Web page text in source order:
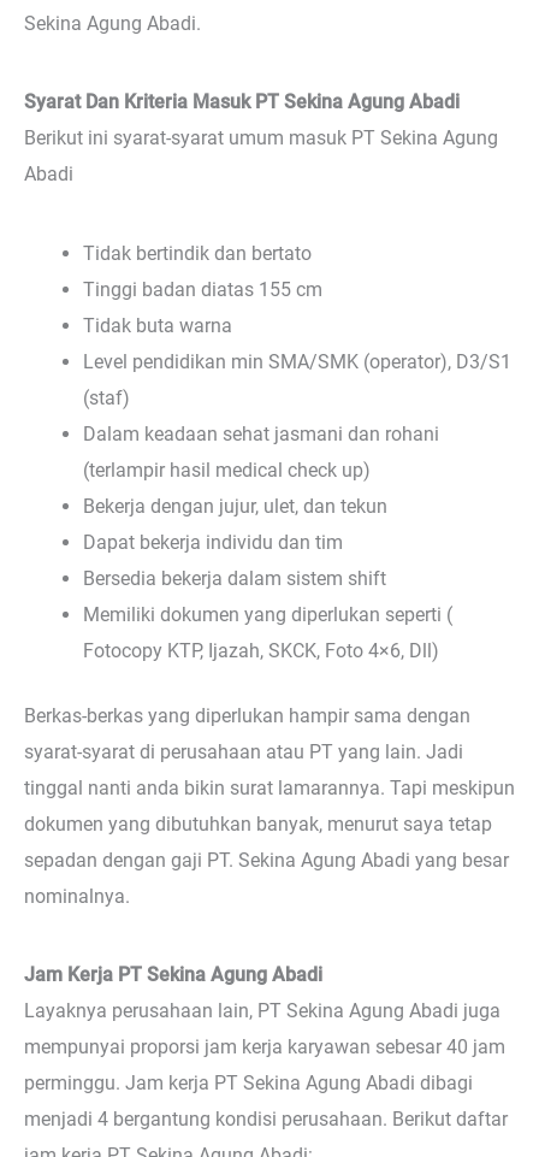
Sekina Agung Abadi.
Syarat Dan Kriteria Masuk PT Sekina Agung Abadi
Berikut ini syarat-syarat umum masuk PT Sekina Agung
Abadi
Tidak bertindik dan bertato
Tinggi badan diatas 155 cm
Tidak buta warna
Level pendidikan min SMA/SMK (operator), D3/S1
(staf)
Dalam keadaan sehat jasmani dan rohani
(terlampir hasil medical check up)
Bekerja dengan jujur, ulet, dan tekun
Dapat bekerja individu dan tim
Bersedia bekerja dalam sistem shift
Memiliki dokumen yang diperlukan seperti (
Fotocopy KTP, Ijazah, SKCK, Foto 4×6, Dll)
Berkas-berkas yang diperlukan hampir sama dengan
syarat-syarat di perusahaan atau PT yang lain. Jadi
tinggal nanti anda bikin surat lamarannya. Tapi meskipun
dokumen yang dibutuhkan banyak, menurut saya tetap
sepadan dengan gaji PT. Sekina Agung Abadi yang besar
nominalnya.
Jam Kerja PT Sekina Agung Abadi
Layaknya perusahaan lain, PT Sekina Agung Abadi juga
mempunyai proporsi jam kerja karyawan sebesar 40 jam
perminggu. Jam kerja PT Sekina Agung Abadi dibagi
menjadi 4 bergantung kondisi perusahaan. Berikut daftar